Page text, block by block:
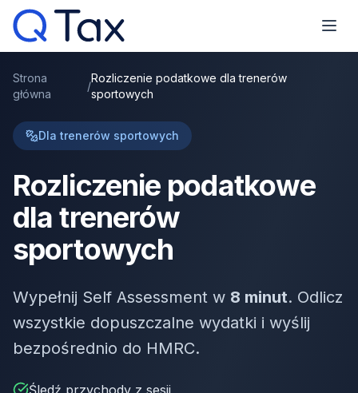
Strona
główna
/
Rozliczenie podatkowe dla trenerów
sportowych
Dla trenerów sportowych
Rozliczenie podatkowe
dla trenerów
sportowych
Wypełnij Self Assessment w 8 minut. Odlicz
wszystkie dopuszczalne wydatki i wyślij
bezpośrednio do HMRC.
Śledź przychody z sesji